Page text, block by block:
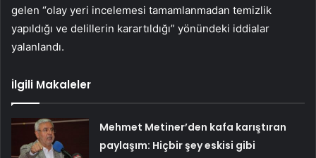
gelen “olay yeri incelemesi tamamlanmadan temizlik
yapıldığı ve delillerin karartıldığı” yönündeki iddialar
yalanlandı.
İlgili Makaleler
Mehmet Metiner’den kafa karıştıran
paylaşım: Hiçbir şey eskisi gibi